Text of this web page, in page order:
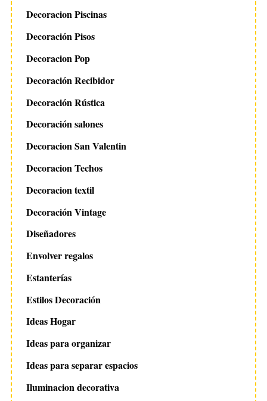
Decoracion Piscinas
Decoración Pisos
Decoracion Pop
Decoración Recibidor
Decoración Rústica
Decoración salones
Decoracion San Valentin
Decoracion Techos
Decoracion textil
Decoración Vintage
Diseñadores
Envolver regalos
Estanterías
Estilos Decoración
Ideas Hogar
Ideas para organizar
Ideas para separar espacios
Iluminacion decorativa